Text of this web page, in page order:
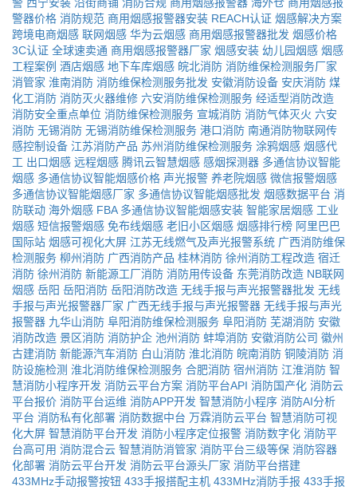
警器价格 消防规范 商用烟感报警器安装 REACH认证 烟感解决方案
跨境电商烟感 联网烟感 华为云烟感 商用烟感报警器批发 烟感价格
3C认证 全球速卖通 商用烟感报警器厂家 烟感安装 幼儿园烟感 烟感
工程案例 酒店烟感 地下车库烟感 皖北消防 消防维保检测服务厂家
消管家 淮南消防 消防维保检测服务批发 安徽消防设备 安庆消防 煤
化工消防 消防灭火器维修 六安消防维保检测服务 经适型消防改造
消防安全重点单位 消防维保检测服务 宣城消防 消防气体灭火 六安
消防 无锡消防 无锡消防维保检测服务 港口消防 南通消防物联网传
感控制设备 江苏消防产品 苏州消防维保检测服务 涂鸦烟感 烟感代
工 出口烟感 远程烟感 腾讯云智慧烟感 感烟探测器 多通信协议智能
烟感 多通信协议智能烟感价格 声光报警 养老院烟感 微信报警烟感
多通信协议智能烟感厂家 多通信协议智能烟感批发 烟感数据平台 消
防联动 海外烟感 FBA 多通信协议智能烟感安装 智能家居烟感 工业
烟感 短信报警烟感 免布线烟感 老旧小区烟感 烟感排行榜 阿里巴巴
国际站 烟感可视化大屏 江苏无线燃气及声光报警系统 广西消防维保
检测服务 柳州消防 广西消防产品 桂林消防 徐州消防工程改造 宿迁
消防 徐州消防 新能源工厂消防 消防用传设备 东莞消防改造 NB联网
烟感 岳阳 岳阳消防 岳阳消防改造 无线手报与声光报警器批发 无线
手报与声光报警器厂家 广西无线手报与声光报警器 无线手报与声光
报警器 九华山消防 阜阳消防维保检测服务 阜阳消防 芜湖消防 安徽
消防改造 景区消防 消防护企 池州消防 蚌埠消防 安徽消防公司 徽州
古建消防 新能源汽车消防 白山消防 淮北消防 皖南消防 铜陵消防 消
防设施检测 淮北消防维保检测服务 合肥消防 宿州消防 江淮消防 智
慧消防小程序开发 消防云平台方案 消防平台API 消防国产化 消防云
平台报价 消防平台运维 消防APP开发 智慧消防小程序 消防AI分析
平台 消防私有化部署 消防数据中台 万霖消防云平台 智慧消防可视
化大屏 智慧消防平台开发 消防小程序定位报警 消防数字化 消防平
台高可用 消防混合云 智慧消防消管家 消防平台三级等保 消防容器
化部署 消防云平台开发 消防云平台源头厂家 消防平台搭建
433MHz手动报警按钮 433手报搭配主机 433MHz消防手报 433手报